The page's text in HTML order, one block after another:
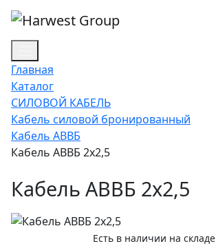
Главная
Каталог
СИЛОВОЙ КАБЕЛЬ
Кабель силовой бронированный
Кабель АВВБ
Кабель АВВБ 2х2,5
Кабель АВВБ 2х2,5
Есть в наличии на складе